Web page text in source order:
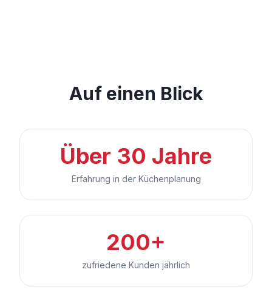
Auf einen Blick
Über 30 Jahre
Erfahrung in der Küchenplanung
200+
zufriedene Kunden jährlich